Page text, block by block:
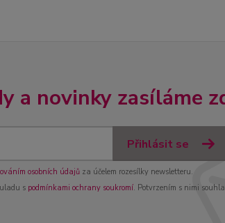
a novinky zasíláme
Přihlásit se
osobních údajů za účelem rozesílky newsletteru.
s podmínkami ochrany soukromí. Potvrzením s nimi